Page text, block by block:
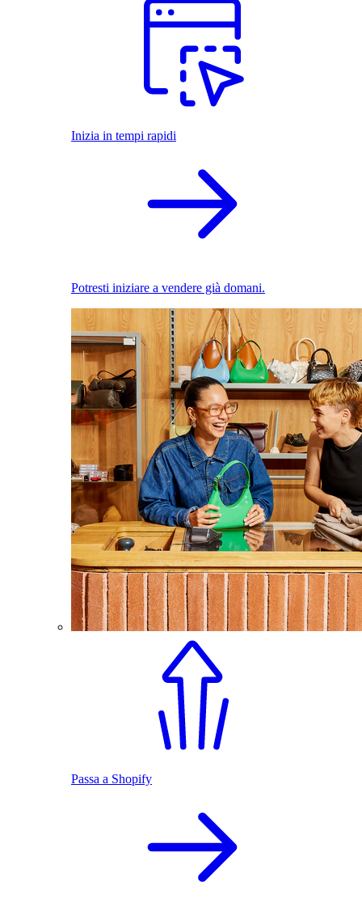
Inizia in tempi rapidi
Potresti iniziare a vendere già domani.
Passa a Shopify